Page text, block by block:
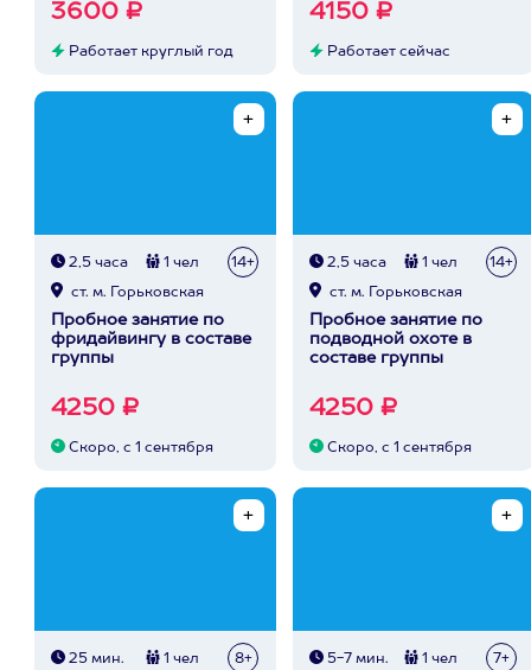
3600 ₽
Работает круглый год
4150 ₽
Работает сейчас
2,5 часа 1 чел 14+
ст. м. Горьковская
Пробное занятие по
фридайвингу в составе
группы
4250 ₽
Скоро, с 1 сентября
2,5 часа 1 чел 14+
ст. м. Горьковская
Пробное занятие по
подводной охоте в
составе группы
4250 ₽
Скоро, с 1 сентября
25 мин. 1 чел 8+ 5-7 мин. 1 чел 7+